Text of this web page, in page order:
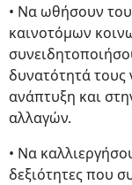
• Να ωθήσουν
καινοτόμων
δυνατότητά τους
ανάπτυξη και
αλλαγών.
• Να
δεξιότητες που